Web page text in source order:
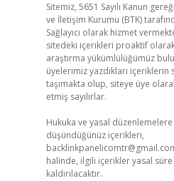
Sitemiz, 5651 Sayılı Kanun
ve İletişim Kurumu (BTK)
Sağlayıcı olarak hizmet
sitedeki içerikleri proaktif
araştırma yükümlülüğümüz
üyelerimiz yazdıkları içeriklerin
taşımakta olup, siteye üye
etmiş sayılırlar.
Hukuka ve yasal düzenlemelere
düşündüğünüz içerikleri,
halinde, ilgili içerikler yasal
kaldırılacaktır.